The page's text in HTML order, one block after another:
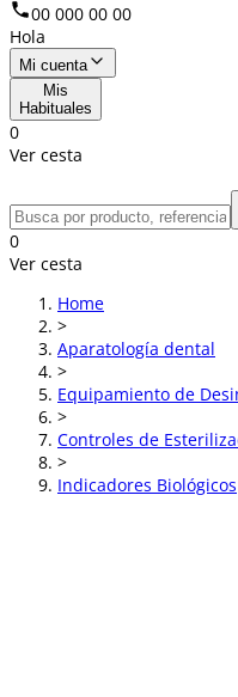
00 000 00 00
Hola
Mi cuenta
Mis
Habituales
0
Ver cesta
0
Ver cesta
Home
>
Aparatología dental
>
Equipamiento de
>
Controles de
>
Indicadores Biológicos